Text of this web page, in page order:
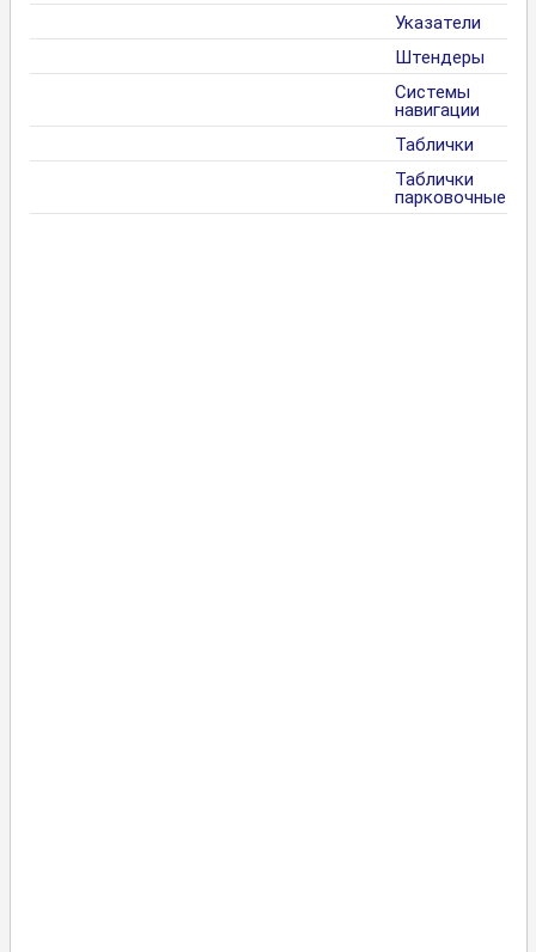
Указатели
Штендеры
Системы
навигации
Таблички
Таблички
парковочные